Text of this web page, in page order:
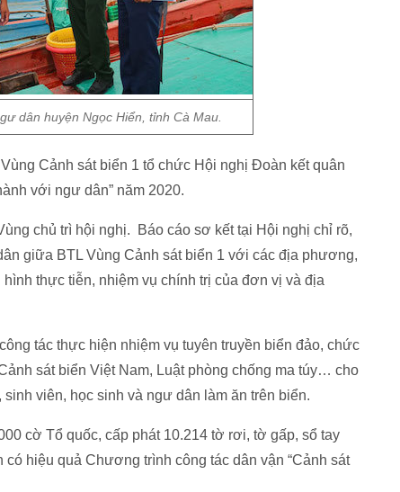
dân huyện Ngọc Hiển, tỉnh Cà Mau.
Cảnh sát biển 1 tổ chức Hội nghị Đoàn kết quân
với ngư dân” năm 2020.
chủ trì hội nghị. Báo cáo sơ kết tại Hội nghị chỉ rõ,
giữa BTL Vùng Cảnh sát biển 1 với các địa phương,
thực tiễn, nhiệm vụ chính trị của đơn vị và địa
tác thực hiện nhiệm vụ tuyên truyền biển đảo, chức
sát biển Việt Nam, Luật phòng chống ma túy… cho
viên, học sinh và ngư dân làm ăn trên biển.
cờ Tổ quốc, cấp phát 10.214 tờ rơi, tờ gấp, sổ tay
hiệu quả Chương trình công tác dân vận “Cảnh sát